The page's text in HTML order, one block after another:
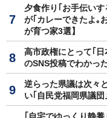
夕食作り｢お手伝い
が｢カレーできたよ｡
が育つ家3選】
高市政権にとって｢
のSNS投稿でわかっ
逆らった県議は次々
い｢自民党福岡県議
｢自宅でゆっくり静